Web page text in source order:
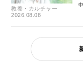
教養・カルチャー
2026.08.08